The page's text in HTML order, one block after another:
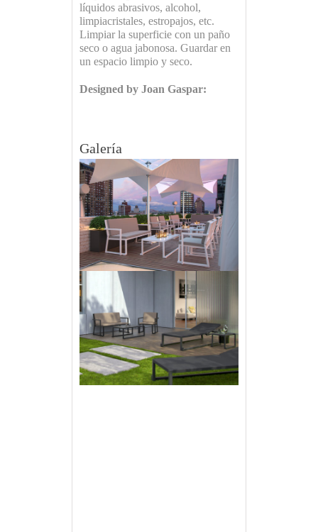
líquidos abrasivos, alcohol,
limpiacristales, estropajos, etc.
Limpiar la superficie con un paño
seco o agua jabonosa. Guardar en
un espacio limpio y seco.
Designed by Joan Gaspar:
Galería